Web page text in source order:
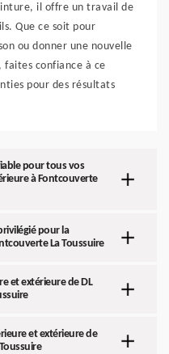
il offre un travail de
Que ce soit pour
ou donner une nouvelle
confiance à ce
pour des résultats
pour tous vos
à Fontcouverte
pour la
La Toussuire
et extérieure de DL
et extérieure de